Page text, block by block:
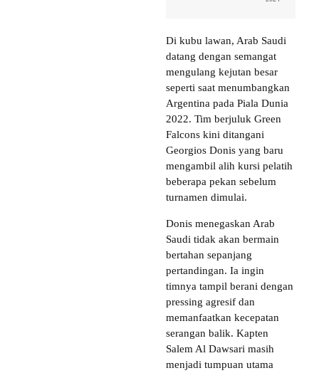
Di kubu lawan, Arab Saudi
datang dengan semangat
mengulang kejutan besar
seperti saat menumbangkan
Argentina pada Piala Dunia
2022. Tim berjuluk Green
Falcons kini ditangani
Georgios Donis yang baru
mengambil alih kursi pelatih
beberapa pekan sebelum
turnamen dimulai.
Donis menegaskan Arab
Saudi tidak akan bermain
bertahan sepanjang
pertandingan. Ia ingin
timnya tampil berani dengan
pressing agresif dan
memanfaatkan kecepatan
serangan balik. Kapten
Salem Al Dawsari masih
menjadi tumpuan utama